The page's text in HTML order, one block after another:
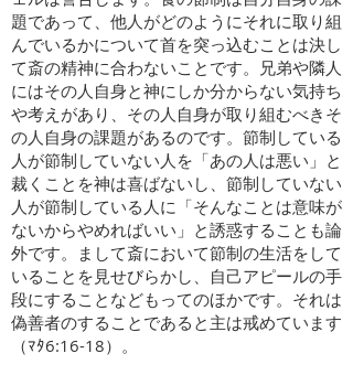
題であって、他人がどのようにそれに取り組
んでいるかについて首を突っ込むことは決し
て斎の精神に合わないことです。兄弟や隣人
にはその人自身と神にしか分からない気持ち
や考えがあり、その人自身が取り組むべきそ
の人自身の課題があるのです。節制している
人が節制していない人を「あの人は悪い」と
裁くことを神は喜ばないし、節制していない
人が節制している人に「そんなことは意味が
ないからやめればいい」と誘惑することも論
外です。まして斎において節制の生活をして
いることを見せびらかし、自己アピールの手
段にすることなどもってのほかです。それは
偽善者のすることであると主は戒めています
（ﾏﾀ6:16-18）。